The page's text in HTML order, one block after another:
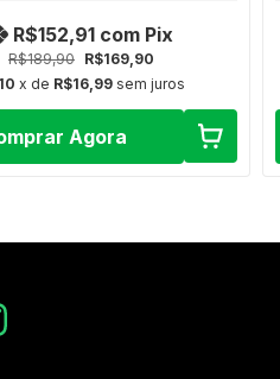
R$189,90 R$169,90
R$152,91 com Pix
10 x de R$16,99 sem juros
Agora